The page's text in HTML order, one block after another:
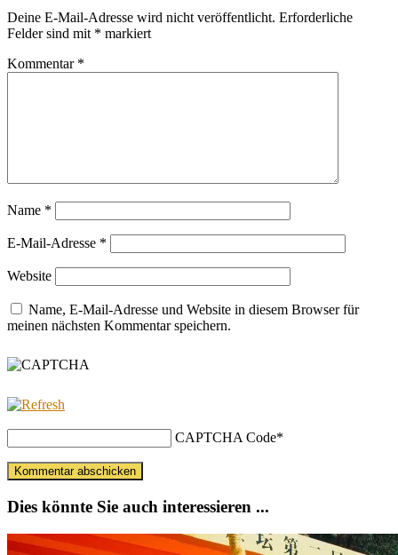
Deine E-Mail-Adresse wird nicht veröffentlicht. Erforderliche
Felder sind mit * markiert
Kommentar *
Name *
E-Mail-Adresse *
Website
Name, E-Mail-Adresse und Website in diesem Browser für
meinen nächsten Kommentar speichern.
CAPTCHA Code*
Dies könnte Sie auch interessieren ...